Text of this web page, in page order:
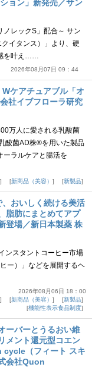
ョン」新発売／サン
ノレックS」配合～ サン
イタンス）」より、硬
を叶え……
2026年08月07日 09：44
ケアチュアブル「オ
社イブフローラ研究
万人に愛される乳酸菌
酸菌AD株®を用いた製品
ーラルケアと腸活を
新商品（美容） 新製品
おいしく続ける美活
脂肪にまとめてアプ
登場／新日本製薬 株
ンスタントコーヒー市場
ー）」などを展開するヘ
2026年08月06日 18：00
新商品（美容）
新製品
機能性表示食品制度
ーバーとうるおい維
メント還元型コエン
cycle（フィート スキ
会社Quon